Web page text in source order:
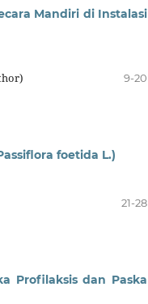
Mandiri di Instalasi
9-20
foetida L.)
21-28
Profilaksis dan Paska